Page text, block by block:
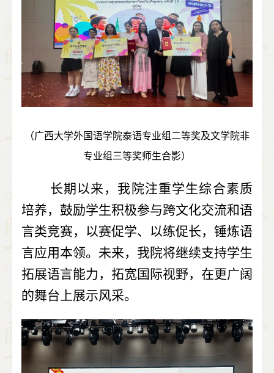
（广西大学外国语学院泰语专业组二等奖及文学院非
专业组三等奖师生合影）
培养，鼓励学生积极参与跨文化交流和语
言类竞赛，以赛促学、以练促长，锤炼语
言应用本领。未来，我院将继续支持学生
拓展语言能力，拓宽国际视野，在更广阔
的舞台上展示风采。